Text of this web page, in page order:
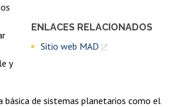
ENLACES RELACIONADOS
Sitio web MAD
y
de sistemas planetarios como el